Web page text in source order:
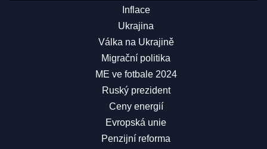
Inflace
Ukrajina
Válka na Ukrajině
Migrační politika
ME ve fotbale 2024
Ruský prezident
Ceny energií
Evropská unie
Penzijní reforma